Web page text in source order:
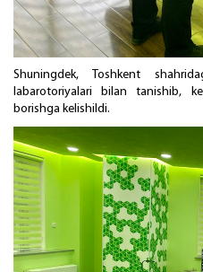
Shuningdek, Toshkent
labarotoriyalari bilan tanishib,
borishga kelishildi.